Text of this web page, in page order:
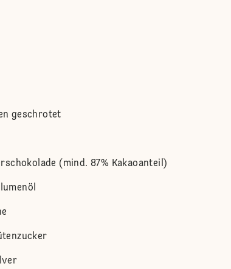
geschrotet
(mind. 87% Kakaoanteil)